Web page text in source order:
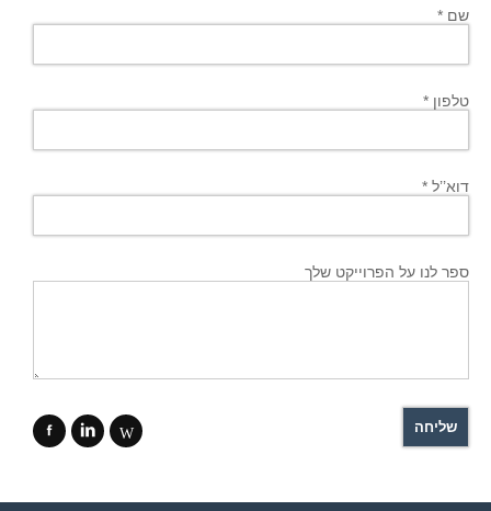
שם *
טלפון *
דוא’’ל *
ספר לנו על הפרוייקט שלך
f i W